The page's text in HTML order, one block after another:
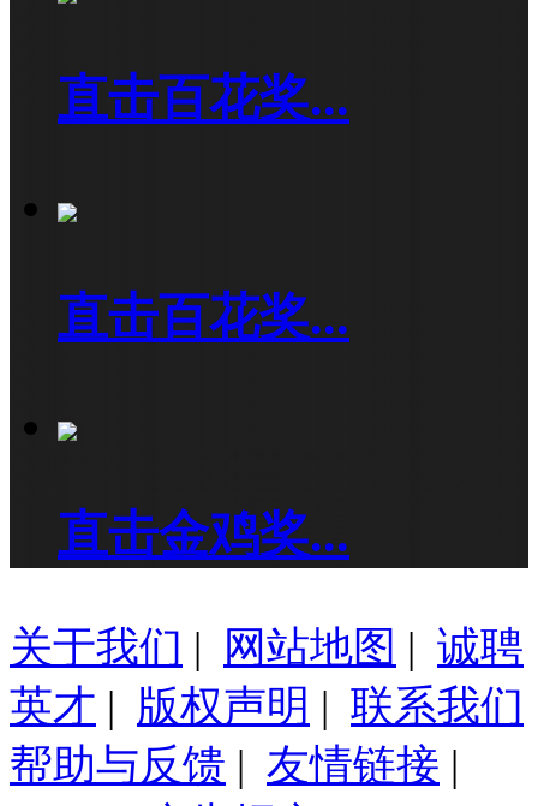
直击百花奖...
直击百花奖...
直击金鸡奖...
关于我们 | 网站地图 | 诚聘
英才 | 版权声明 | 联系我们
帮助与反馈 | 友情链接 |